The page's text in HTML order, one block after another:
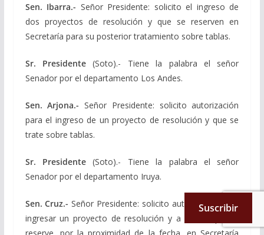
Sen. Ibarra.- Señor Presidente: solicito el ingreso de
dos proyectos de resolución y que se reserven en
Secretaría para su posterior tratamiento sobre tablas.
Sr. Presidente(Soto).- Tiene la palabra el señor
Senador por el departamento Los Andes.
Sen. Arjona.-Señor Presidente: solicito autorización
para el ingreso de un proyecto de resolución y que se
trate sobre tablas.
Sr. Presidente(Soto).- Tiene la palabra el señor
Senador por el departamento Iruya.
Sen. Cruz.-Señor Presidente: solicito autorización para
ingresar un proyecto de resolución y a la vez que se
Suscribir